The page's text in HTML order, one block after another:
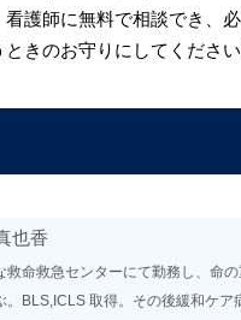
護師に無料で相談でき、
きのお守りにしてください
也香
救命救急センターにて勤務し、命
。BLS,ICLS 取得。その後緩和ケ